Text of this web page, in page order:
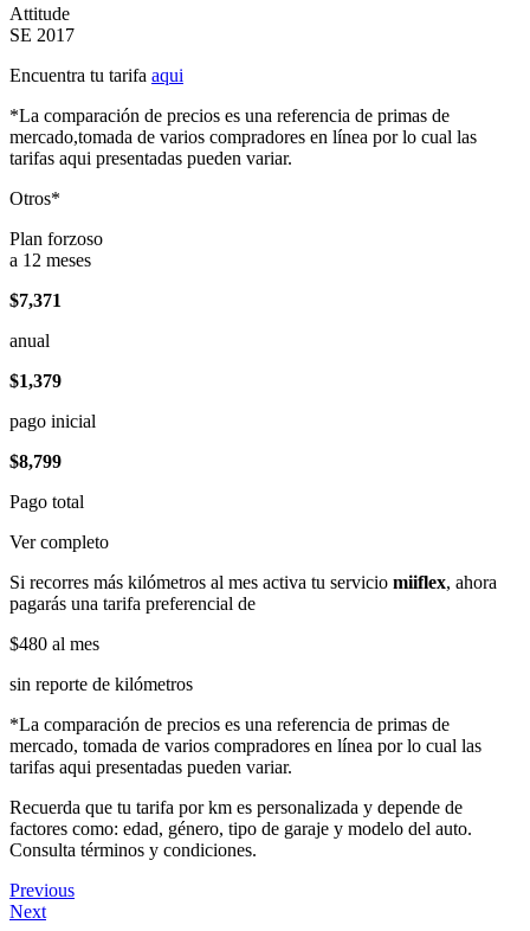
Attitude
SE 2017
Encuentra tu tarifa aqui
*La comparación de precios es una referencia de primas de
mercado,tomada de varios compradores en línea por lo cual las
tarifas aqui presentadas pueden variar.
Otros*
Plan forzoso
a 12 meses
$7,371
anual
$1,379
pago inicial
$8,799
Pago total
Ver completo
Si recorres más kilómetros al mes activa tu servicio miiflex, ahora
pagarás una tarifa preferencial de
$480 al mes
sin reporte de kilómetros
*La comparación de precios es una referencia de primas de
mercado, tomada de varios compradores en línea por lo cual las
tarifas aqui presentadas pueden variar.
Recuerda que tu tarifa por km es personalizada y depende de
factores como: edad, género, tipo de garaje y modelo del auto.
Consulta términos y condiciones.
Previous
Next